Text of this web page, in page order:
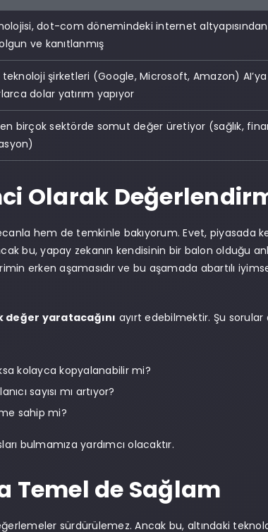
dot-com dönemindeki internet
ve kanıtlanmış
teknoloji şirketleri (Google, Microsoft, Amazon) AI’ya
dolar yatırım yapıyor
birçok sektörde somut değer üretiyor (sağlık,
Olarak
hem de temkinle bakıyorum. Evet, piyasada
bu, yapay zekanın kendisinin bir balon olduğu
erken aşamasıdır ve bu aşamada abartılı
yaratacağını ayırt edebilmektir. Şu sorular
kolayca kopyalanabilir mi?
sayısı mı artıyor?
sahip mi?
bulmamıza yardımcı olacaktır.
Temel de Sağlam
sürdürülemez. Ancak bu, altındaki